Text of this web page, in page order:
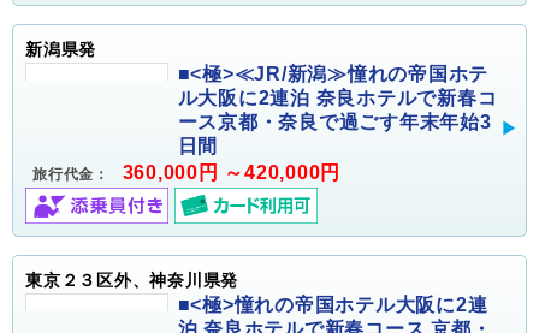
新潟県発
■<極>≪JR/新潟≫憧れの帝国ホテ
ル大阪に2連泊 奈良ホテルで新春コ
ース京都・奈良で過ごす年末年始3
日間
旅行代金： 360,000円 ～420,000円
東京２３区外、神奈川県発
■<極>憧れの帝国ホテル大阪に2連